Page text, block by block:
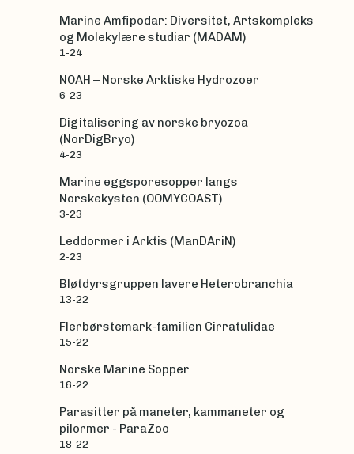
Marine Amfipodar: Diversitet, Artskompleks
og Molekylære studiar (MADAM)
1-24
NOAH – Norske Arktiske Hydrozoer
6-23
Digitalisering av norske bryozoa
(NorDigBryo)
4-23
Marine eggsporesopper langs
Norskekysten (OOMYCOAST)
3-23
Leddormer i Arktis (ManDAriN)
2-23
Bløtdyrsgruppen lavere Heterobranchia
13-22
Flerbørstemark-familien Cirratulidae
15-22
Norske Marine Sopper
16-22
Parasitter på maneter, kammaneter og
pilormer - ParaZoo
18-22